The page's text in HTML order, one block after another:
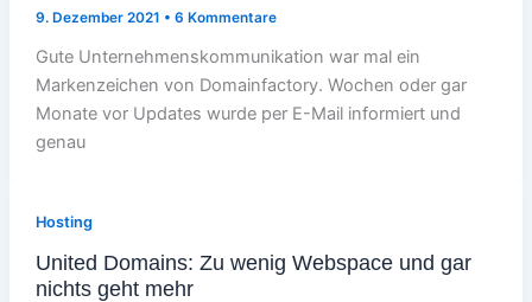
9. Dezember 2021 • 6 Kommentare
Gute Unternehmenskommunikation war mal ein
Markenzeichen von Domainfactory. Wochen oder gar
Monate vor Updates wurde per E-Mail informiert und
genau
Hosting
United Domains: Zu wenig Webspace und gar
nichts geht mehr